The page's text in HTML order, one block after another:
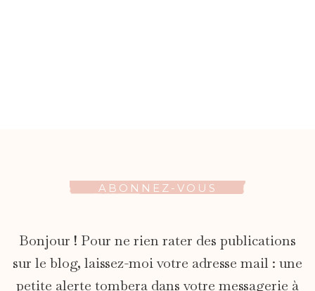
ABONNEZ-VOUS
Bonjour ! Pour ne rien rater des publications
sur le blog, laissez-moi votre adresse mail : une
petite alerte tombera dans votre messagerie à